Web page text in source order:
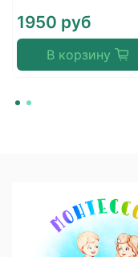
1950 руб
В корзину